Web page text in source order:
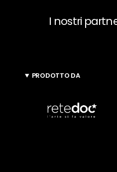
I nostri
PRODOTTO DA